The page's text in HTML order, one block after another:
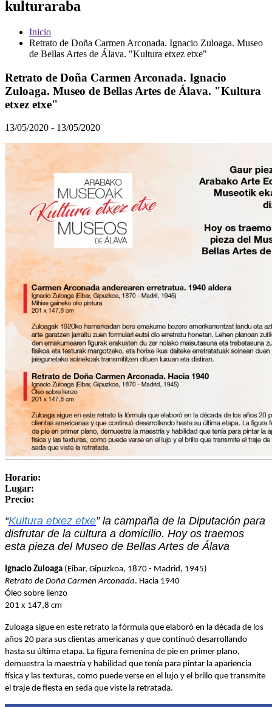
kulturaraba
Inicio
Retrato de Doña Carmen Arconada. Ignacio Zuloaga. Museo
de Bellas Artes de Álava. "Kultura etxez etxe"
Retrato de Doña Carmen Arconada. Ignacio
Zuloaga. Museo de Bellas Artes de Álava. "Kultura
etxez etxe"
13/05/2020 - 13/05/2020
Horario:
Lugar:
Precio:
“Kultura etxez etxe” la campaña de la Diputación para
disfrutar de la cultura a domicilio. Hoy os traemos
esta pieza del Museo de Bellas Artes de Álava
Ignacio Zuloaga (Eibar, Gipuzkoa, 1870 - Madrid, 1945)
Retrato de Doña Carmen Arconada. Hacia 1940
Óleo sobre lienzo
201 x 147,8 cm
Zuloaga sigue en este retrato la fórmula que elaboró en la década de los
años 20 para sus clientas americanas y que continuó desarrollando
hasta su última etapa. La figura femenina de pie en primer plano,
demuestra la maestría y habilidad que tenía para pintar la apariencia
física y las texturas, como puede verse en el lujo y el brillo que transmite
el traje de fiesta en seda que viste la retratada.